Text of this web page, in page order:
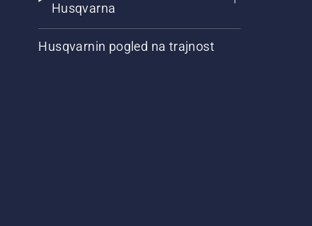
Husqvarna
Husqvarnin pogled na trajnost